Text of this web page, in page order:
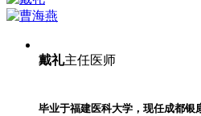
戴礼主任医师
毕业于福建医科大学，现任成都银